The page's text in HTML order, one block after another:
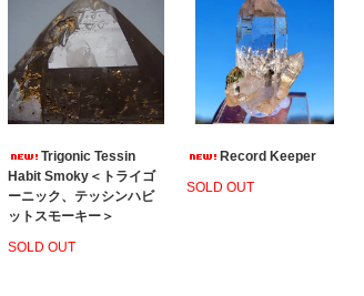
Trigonic Tessin
Habit Smoky＜トライゴ
ーニック、テッシンハビ
ットスモーキー＞
SOLD OUT
Record Keeper
SOLD OUT